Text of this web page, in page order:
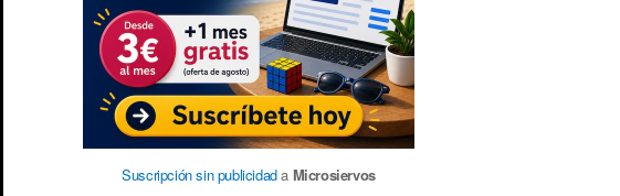
Suscripción sin publicidada Microsiervos